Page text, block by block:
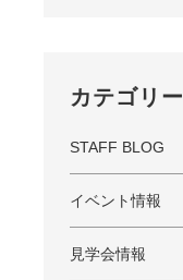
カテゴリー
STAFF BLOG
イベント情報
見学会情報